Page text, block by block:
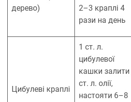
дерево)
2–3 краплі 4
рази на день
Цибулеві краплі
1 ст. л.
цибулевої
кашки залити
ст. л. олії,
настояти 6–8